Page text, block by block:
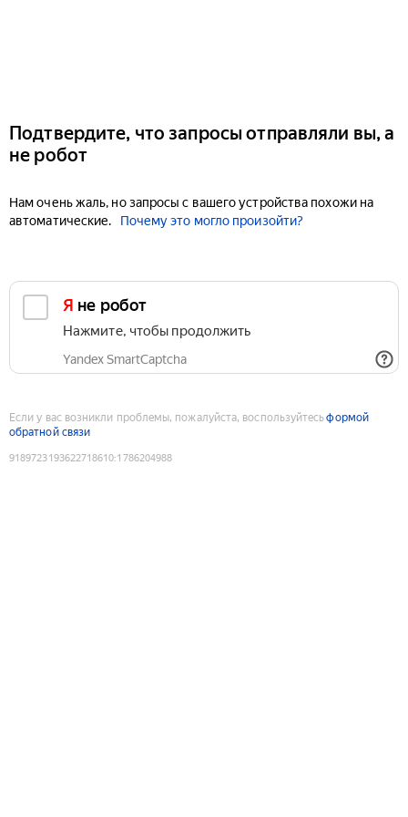
Подтвердите, что запросы отправляли вы, а
не робот
Нам очень жаль, но запросы с вашего устройства похожи на
автоматические.
Почему это могло произойти?
Я не робот
Нажмите, чтобы продолжить
Yandex SmartCaptcha
Если у вас возникли проблемы, пожалуйста, воспользуйтесьформой
обратной связи
9189723193622718610:1786204988